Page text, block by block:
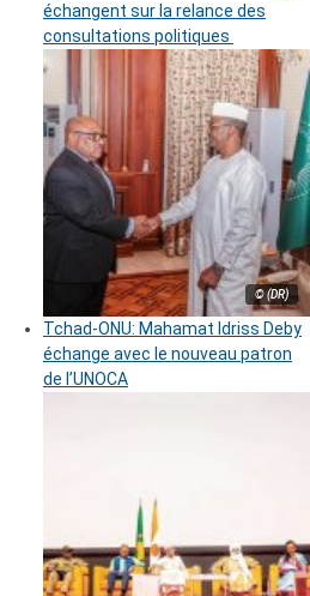
échangent sur la relance des
consultations politiques
© (DR)
Tchad-ONU: Mahamat Idriss Deby
échange avec le nouveau patron
de l’UNOCA